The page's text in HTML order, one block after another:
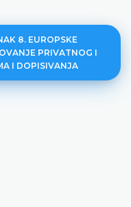
8. EUROPSKE
PRIVATNOG I
I DOPISIVANJA